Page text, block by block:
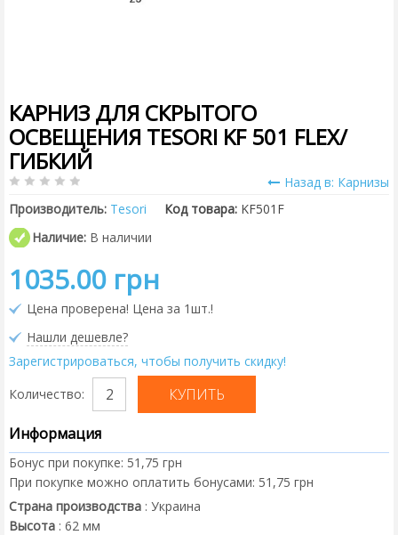
КАРНИЗ ДЛЯ СКРЫТОГО
ОСВЕЩЕНИЯ TESORI KF 501 FLEX/
ГИБКИЙ
Назад в: Карнизы
Производитель: Tesori Код товара: KF501F
Наличие: В наличии
1035.00 грн
Цена проверена! Цена за 1шт.!
Нашли дешевле?
Зарегистрироваться, чтобы получить скидку!
Количество:
Информация
Бонус при покупке: 51,75 грн
При покупке можно оплатить бонусами: 51,75 грн
Страна производства : Украина
Высота : 62 мм